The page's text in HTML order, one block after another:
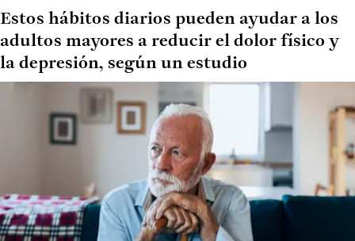
Estos hábitos diarios pueden ayudar a los
adultos mayores a reducir el dolor físico y
la depresión, según un estudio